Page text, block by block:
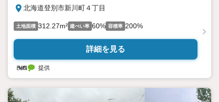
北海道登別市新川町４丁目
土地面積 312.27m² 建ぺい率 60% 容積率 200%
詳細を見る
提供